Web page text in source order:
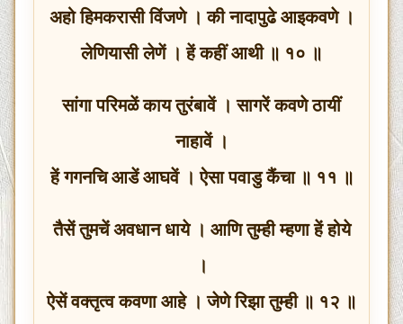
अहो हिमकरासी विंजणे । की नादापुढे आइकवणे ।
लेणियासी लेणें । हें कहीं आथी ॥ १० ॥
सांगा परिमळें काय तुरंबावें । सागरें कवणे ठायीं
नाहावें ।
हें गगनचि आडें आघवें । ऐसा पवाडु कैंचा ॥ ११ ॥
तैसें तुमचें अवधान धाये । आणि तुम्ही म्हणा हें होये
।
ऐसें वक्तृत्व कवणा आहे । जेणे रिझा तुम्ही ॥ १२ ॥